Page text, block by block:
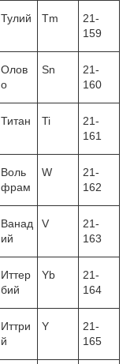
Тулий Tm
21-
159
Олов
о
Sn
21-
160
Титан Ti
21-
161
Воль
фрам
W
21-
162
Ванад
ий
V
21-
163
Иттер
бий
Yb
21-
164
Иттри
й
Y
21-
165